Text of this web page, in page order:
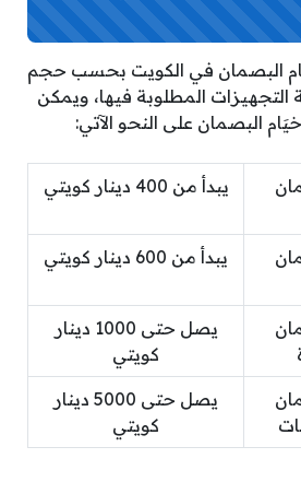
البصمان في الكويت بحسب حجم
التجهيزات المطلوبة فيها، ويمكن
البصمان على النحو الآتي:
يبدأ من 400 دينار كويتي
يبدأ من 600 دينار كويتي
يصل حتى 1000 دينار
كويتي
يصل حتى 5000 دينار
كويتي